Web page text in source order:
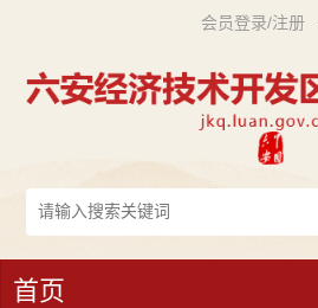
会员登录/注册
首页